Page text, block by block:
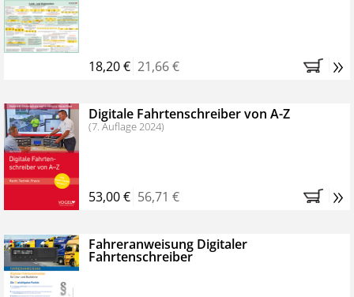
Bestellen Sie jetzt das VerkehrsRundschau Profipaket im
Kennenlern-Abo für zwei Monate (inkl. der derzeitig
Monaten brauchen Sie nichts weiter tun, das
Abonnement endet automatisch, es entstehen keine
weiteren Verpflichtungen.
18,20 € 21,66 € »
Digitale Fahrtenschreiber von A-Z
(7. Auflage 2024)
53,00 € 56,71 € »
Fahreranweisung Digitaler
Fahrtenschreiber